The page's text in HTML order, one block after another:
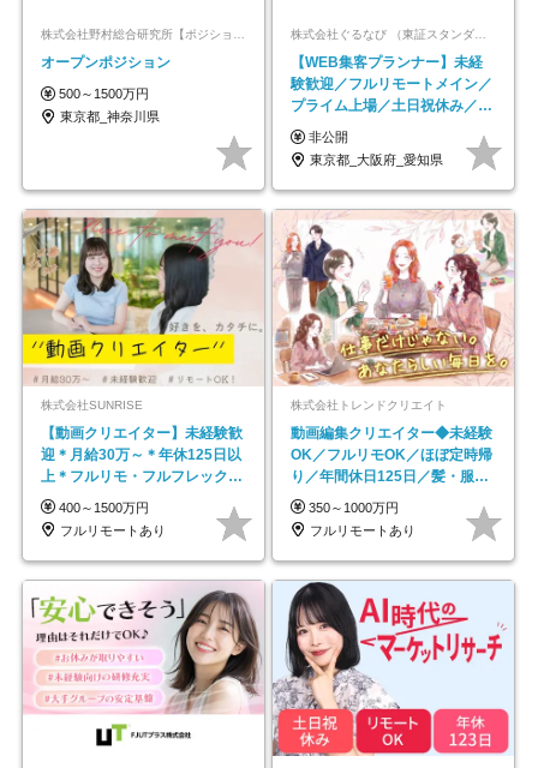
株式会社野村総合研究所【ポジションマッチ登録】
オープンポジション
500～1500万円
東京都_神奈川県
株式会社ぐるなび （東証スタンダード上場）
【WEB集客プランナー】未経
験歓迎／フルリモートメイン／
プライム上場／土日祝休み／東
京・大阪・名古屋
非公開
東京都_大阪府_愛知県
株式会社SUNRISE
【動画クリエイター】未経験歓
迎＊月給30万～＊年休125日以
上＊フルリモ・フルフレックス
◆10名の採用が決定◆
400～1500万円
フルリモートあり
株式会社トレンドクリエイト
動画編集クリエイター◆未経験
OK／フルリモOK／ほぼ定時帰
り／年間休日125日／髪・服・
ネイル自由／副業OK
350～1000万円
フルリモートあり